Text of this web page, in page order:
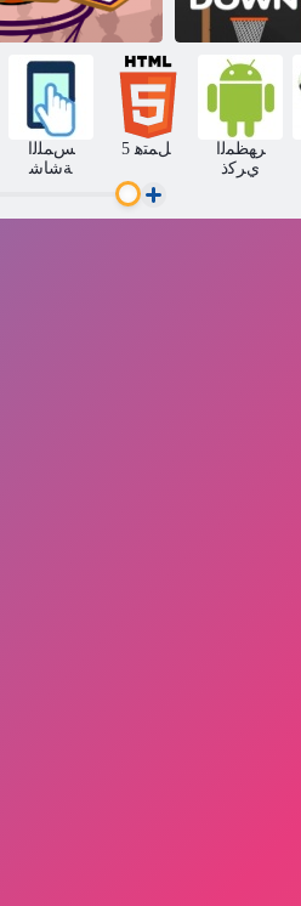
ﺮﻤﻌﻟﺍ ﻒﻳﺮﺧ
ﻥﻭﺍﺩ ﻚﻧﻭﺩ
ﺲﻤﻠﻟﺍ
ﺔﺷﺎﺷ
5 ﻞﻤﺘﻫ
ﺮﻬﻈﻤﻟﺍ
ﻱﺮﻛﺫ